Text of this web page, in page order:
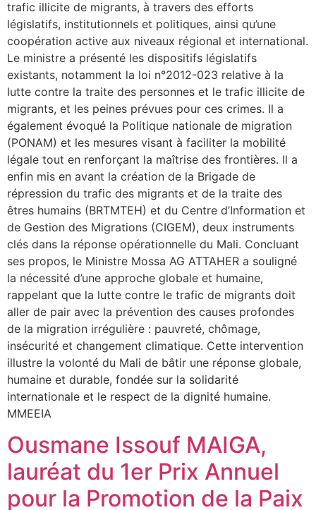
trafic illicite de migrants, à travers des efforts
législatifs, institutionnels et politiques, ainsi qu’une
coopération active aux niveaux régional et international.
Le ministre a présenté les dispositifs législatifs
existants, notamment la loi n°2012-023 relative à la
lutte contre la traite des personnes et le trafic illicite de
migrants, et les peines prévues pour ces crimes. Il a
également évoqué la Politique nationale de migration
(PONAM) et les mesures visant à faciliter la mobilité
légale tout en renforçant la maîtrise des frontières. Il a
enfin mis en avant la création de la Brigade de
répression du trafic des migrants et de la traite des
êtres humains (BRTMTEH) et du Centre d’Information et
de Gestion des Migrations (CIGEM), deux instruments
clés dans la réponse opérationnelle du Mali. Concluant
ses propos, le Ministre Mossa AG ATTAHER a souligné
la nécessité d’une approche globale et humaine,
rappelant que la lutte contre le trafic de migrants doit
aller de pair avec la prévention des causes profondes
de la migration irrégulière : pauvreté, chômage,
insécurité et changement climatique. Cette intervention
illustre la volonté du Mali de bâtir une réponse globale,
humaine et durable, fondée sur la solidarité
internationale et le respect de la dignité humaine.
MMEEIA
Ousmane Issouf MAIGA,
lauréat du 1er Prix Annuel
pour la Promotion de la Paix